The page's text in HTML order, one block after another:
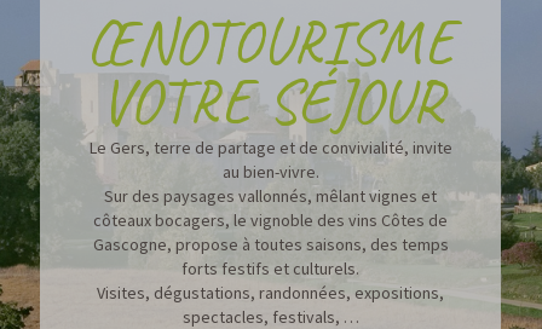
ŒNOTOURISME
VOTRE SÉJOUR
Le Gers, terre de partage et de convivialité, invite
au bien-vivre.
Sur des paysages vallonnés, mêlant vignes et
côteaux bocagers, le vignoble des vins Côtes de
Gascogne, propose à toutes saisons, des temps
forts festifs et culturels.
Visites, dégustations, randonnées, expositions,
spectacles, festivals, …